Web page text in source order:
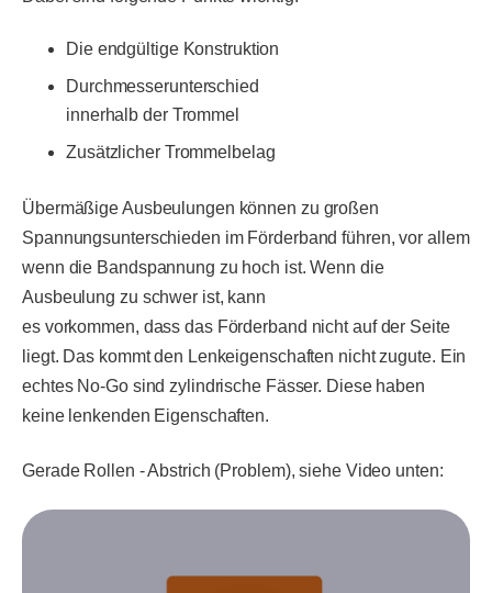
Die endgültige Konstruktion
Durchmesserunterschied
innerhalb der Trommel
Zusätzlicher Trommelbelag
Übermäßige Ausbeulungen können zu großen
Spannungsunterschieden im Förderband führen, vor allem
wenn die Bandspannung zu hoch ist. Wenn die
Ausbeulung zu schwer ist, kann
es vorkommen, dass das Förderband nicht auf der Seite
liegt. Das kommt den Lenkeigenschaften nicht zugute. Ein
echtes No-Go sind zylindrische Fässer. Diese haben
keine lenkenden Eigenschaften.
Gerade Rollen - Abstrich (Problem), siehe Video unten: